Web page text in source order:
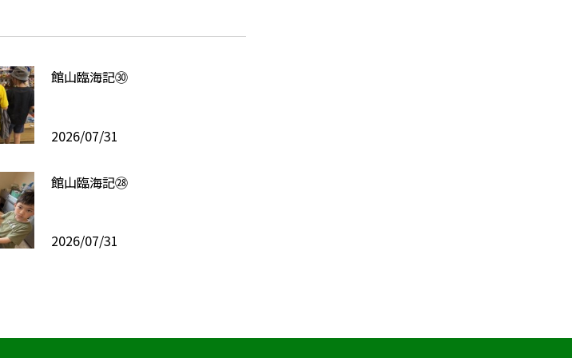
館山臨海記㉚
2026/07/31
館山臨海記㉘
2026/07/31